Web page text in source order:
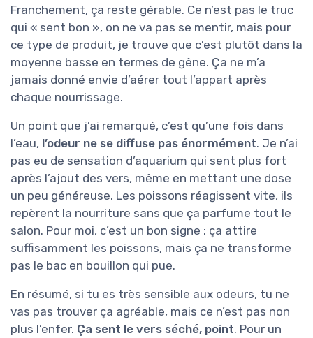
Franchement, ça reste gérable. Ce n’est pas le truc
qui « sent bon », on ne va pas se mentir, mais pour
ce type de produit, je trouve que c’est plutôt dans la
moyenne basse en termes de gêne. Ça ne m’a
jamais donné envie d’aérer tout l’appart après
chaque nourrissage.
Un point que j’ai remarqué, c’est qu’une fois dans
l’eau, l’odeur ne se diffuse pas énormément. Je n’ai
pas eu de sensation d’aquarium qui sent plus fort
après l’ajout des vers, même en mettant une dose
un peu généreuse. Les poissons réagissent vite, ils
repèrent la nourriture sans que ça parfume tout le
salon. Pour moi, c’est un bon signe : ça attire
suffisamment les poissons, mais ça ne transforme
pas le bac en bouillon qui pue.
En résumé, si tu es très sensible aux odeurs, tu ne
vas pas trouver ça agréable, mais ce n’est pas non
plus l’enfer. Ça sent le vers séché, point. Pour un